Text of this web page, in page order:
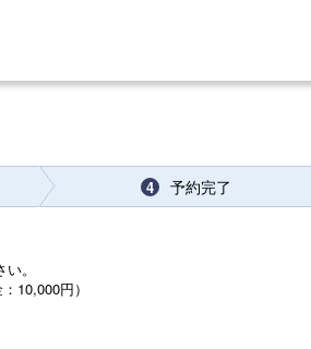
4 予約完了
。
10,000円）